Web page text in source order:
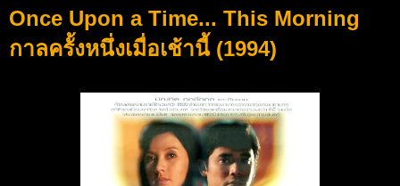
Once Upon a Time... This Morning
กาลครั้งหนึ่งเมื่อเช้านี้ (1994)